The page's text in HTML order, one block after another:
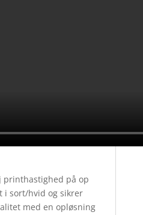
printhastighed på op
i sort/hvid og sikrer
med en opløsning